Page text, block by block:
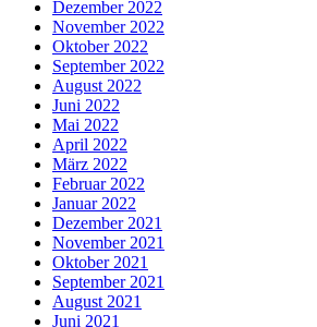
Dezember 2022
November 2022
Oktober 2022
September 2022
August 2022
Juni 2022
Mai 2022
April 2022
März 2022
Februar 2022
Januar 2022
Dezember 2021
November 2021
Oktober 2021
September 2021
August 2021
Juni 2021